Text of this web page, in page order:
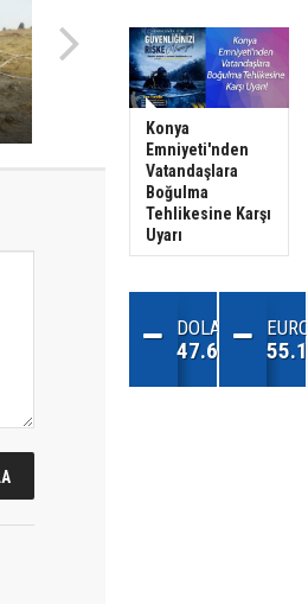
Konya
Emniyeti'nden
Vatandaşlara
Boğulma
Tehlikesine Karşı
Uyarı
DOLAR
47.68
EURO
55.13